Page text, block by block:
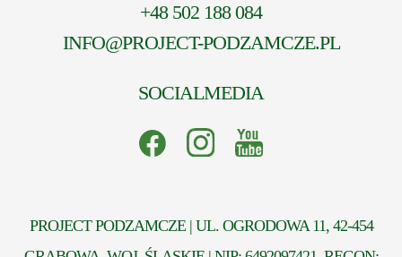
+48 502 188 084
INFO@PROJECT-PODZAMCZE.PL
SOCIALMEDIA
PROJECT PODZAMCZE | UL. OGRODOWA 11, 42-454